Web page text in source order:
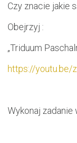
Czy znacie jakie
Obejrzyj :
„Triduum
https://youtu.be/
Wykonaj zadanie